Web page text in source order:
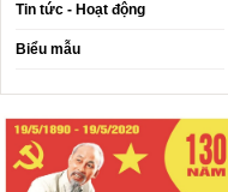
Tin tức - Hoạt động
Biểu mẫu